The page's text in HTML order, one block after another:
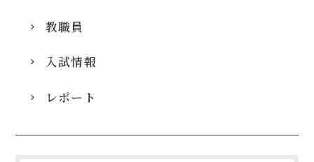
教職員
入試情報
レポート